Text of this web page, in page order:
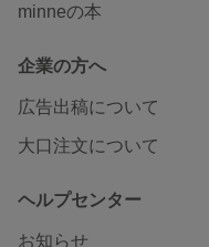
minneの本
企業の方へ
広告出稿について
大口注文について
ヘルプセンター
お知らせ